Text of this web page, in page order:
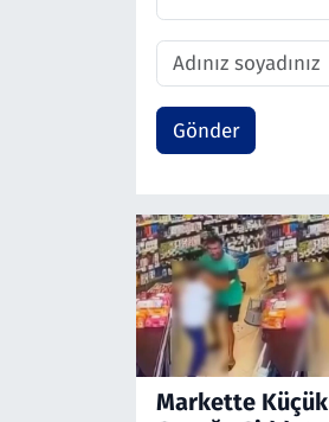
Gönder
Markette Küçük